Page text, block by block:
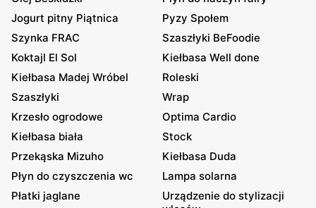
Jogurt pitny Piątnica
Pyzy Społem
Szynka FRAC
Szaszłyki BeFoodie
Koktajl El Sol
Kiełbasa Well done
Kiełbasa Madej Wróbel
Roleski
Szaszłyki
Wrap
Krzesło ogrodowe
Optima Cardio
Kiełbasa biała
Stock
Przekąska Mizuho
Kiełbasa Duda
Płyn do czyszczenia wc
Lampa solarna
Płatki jaglane
Urządzenie do stylizacji